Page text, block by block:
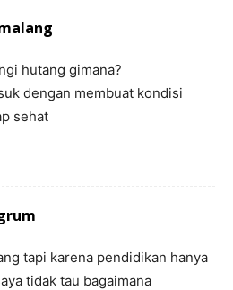
hutang gimana?
dengan membuat kondisi
sehat
tapi karena pendidikan hanya
tidak tau bagaimana